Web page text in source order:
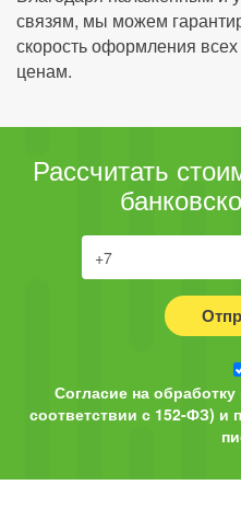
связям, мы можем
скорость оформления
ценам.
Рассчитать
Согласие на
соответствии с 152-ФЗ)